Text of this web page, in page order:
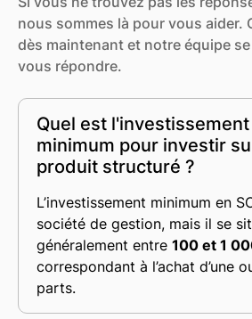
nous sommes là pour vous aider.
dès maintenant et notre équipe
vous répondre.
Quel est l'investissement
minimum pour investir
produit structuré ?
L’investissement minimum en
société de gestion, mais il se
généralement entre 100 et 1
correspondant à l’achat d’une
parts.